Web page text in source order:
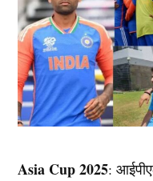
Asia Cup 2025: